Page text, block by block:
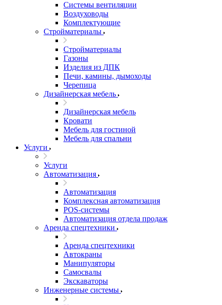
Системы вентиляции
Воздуховоды
Комплектующие
Стройматериалы
Стройматериалы
Газоны
Изделия из ДПК
Печи, камины, дымоходы
Черепица
Дизайнерская мебель
Дизайнерская мебель
Кровати
Мебель для гостиной
Мебель для спальни
Услуги
Услуги
Автоматизация
Автоматизация
Комплексная автоматизация
POS-системы
Автоматизация отдела продаж
Аренда спецтехники
Аренда спецтехники
Автокраны
Манипуляторы
Самосвалы
Экскаваторы
Инженерные системы